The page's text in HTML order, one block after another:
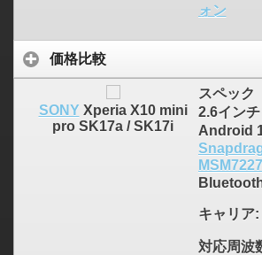
ォン
価格比較
SONY Xperia X10 mini
pro SK17a / SK17i
スペック
2.6インチ
Android
MSM7227
キャリア:
対応周波